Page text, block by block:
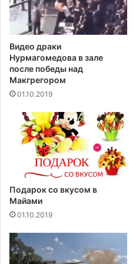
щ
?
Видео драки
Нурмагомедова в зале
после победы над
Макгрегором‍
01.10.2019
Подарок со вкусом в
Майами
01.10.2019